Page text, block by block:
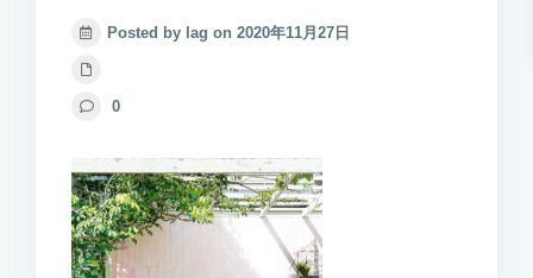
Posted by lag on 2020年11月27日
0